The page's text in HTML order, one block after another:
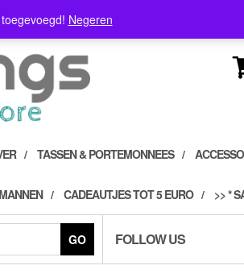
Negeren
TASSEN & PORTEMONNEES
MANNEN CADEAUTJES TOT 5 EURO >> *
GO FOLLOW US